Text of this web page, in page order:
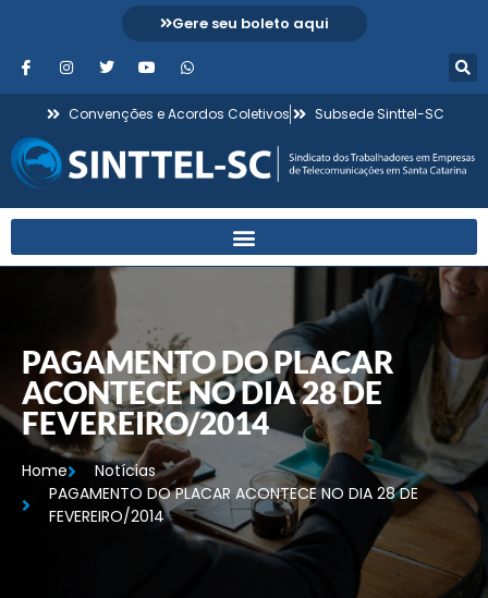
Gere seu boleto aqui
Convenções e Acordos Coletivos Subsede Sinttel-SC
PAGAMENTO DO PLACAR
ACONTECE NO DIA 28 DE
FEVEREIRO/2014
Home
Notícias
PAGAMENTO DO PLACAR ACONTECE NO DIA 28 DE
FEVEREIRO/2014